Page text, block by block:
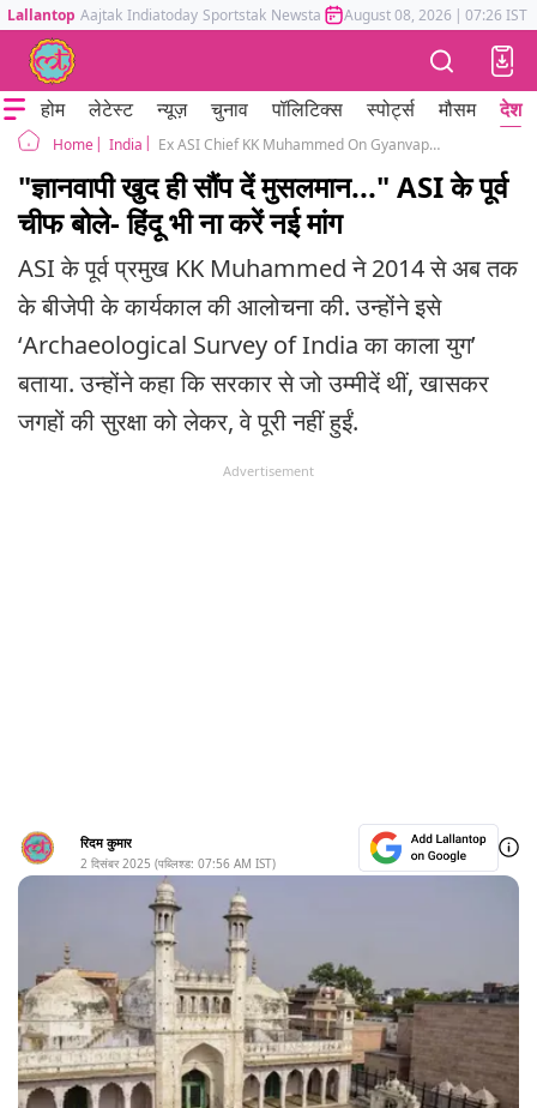
Lallantop Aajtak Indiatoday Sportstak Newstak Mumbai Tak Astrotak
August 08, 2026 | 07:26 IST
होम लेटेस्ट न्यूज़ चुनाव पॉलिटिक्स स्पोर्ट्स मौसम देश
Home India Ex ASI Chief KK Muhammed On Gyanvapi Mathura Ram Janmabhoomi Disputes
"ज्ञानवापी खुद ही सौंप दें मुसलमान..." ASI के पूर्व
चीफ बोले- हिंदू भी ना करें नई मांग
ASI के पूर्व प्रमुख KK Muhammed ने 2014 से अब तक
के बीजेपी के कार्यकाल की आलोचना की. उन्होंने इसे
‘Archaeological Survey of India का काला युग’
बताया. उन्होंने कहा कि सरकार से जो उम्मीदें थीं, खासकर
जगहों की सुरक्षा को लेकर, वे पूरी नहीं हुईं.
Advertisement
रिदम कुमार
2 दिसंबर 2025 (पब्लिश्ड: 07:56 AM IST)